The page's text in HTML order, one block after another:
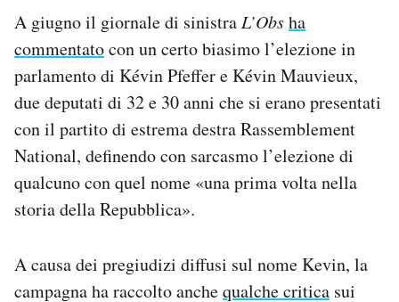
A giugno il giornale di sinistra L’Obsha
commentatocon un certo biasimo l’elezione in
parlamento di Kévin Pfeffer e Kévin Mauvieux,
due deputati di 32 e 30 anni che si erano presentati
con il partito di estrema destra Rassemblement
National, definendo con sarcasmo l’elezione di
qualcuno con quel nome «una prima volta nella
storia della Repubblica».
A causa dei pregiudizi diffusi sul nome Kevin, la
campagna ha raccolto anchequalche critica sui